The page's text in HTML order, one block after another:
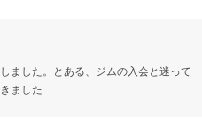
ました。とある、ジムの入会と迷って
きました…